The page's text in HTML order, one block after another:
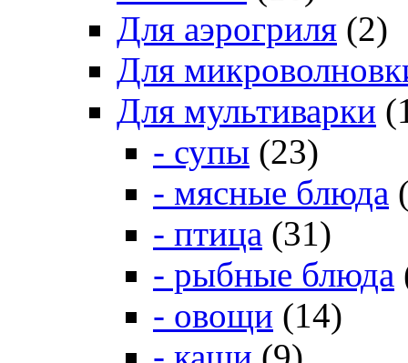
Для аэрогриля (2)
Для
Для мультиварки
- супы (23)
- мясные блюда
- птица (31)
- рыбные блюда
- овощи (14)